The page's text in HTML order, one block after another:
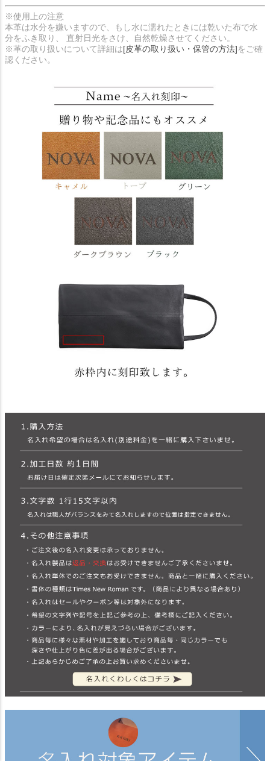
※使用上の注意
本革は水分を嫌いますので、もし水に濡れたときには乾いた布で水
分をふき取り、 直射日光をさけ、自然乾燥させてください。
※革の取り扱いについて詳細は[皮革の取り扱い・保管の方法]をご確
認ください。